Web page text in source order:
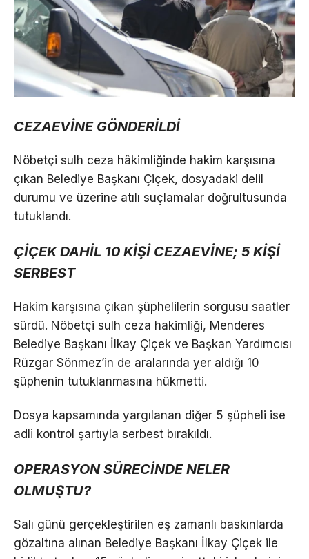
CEZAEVİNE GÖNDERİLDİ
Nöbetçi sulh ceza hâkimliğinde hakim karşısına
çıkan Belediye Başkanı Çiçek, dosyadaki delil
durumu ve üzerine atılı suçlamalar doğrultusunda
tutuklandı.
ÇİÇEK DAHİL 10 KİŞİ CEZAEVİNE; 5 KİŞİ
SERBEST
Hakim karşısına çıkan şüphelilerin sorgusu saatler
sürdü. Nöbetçi sulh ceza hakimliği, Menderes
Belediye Başkanı İlkay Çiçek ve Başkan Yardımcısı
Rüzgar Sönmez’in de aralarında yer aldığı 10
şüphenin tutuklanmasına hükmetti.
Dosya kapsamında yargılanan diğer 5 şüpheli ise
adli kontrol şartıyla serbest bırakıldı.
OPERASYON SÜRECİNDE NELER
OLMUŞTU?
Salı günü gerçekleştirilen eş zamanlı baskınlarda
gözaltına alınan Belediye Başkanı İlkay Çiçek ile